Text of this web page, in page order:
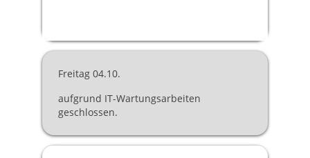
Freitag 04.10.
aufgrund IT-Wartungsarbeiten
geschlossen.